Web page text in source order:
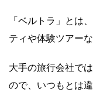
「ベルトラ」とは
ティや体験ツアー
大手の旅行会社で
ので、いつもとは